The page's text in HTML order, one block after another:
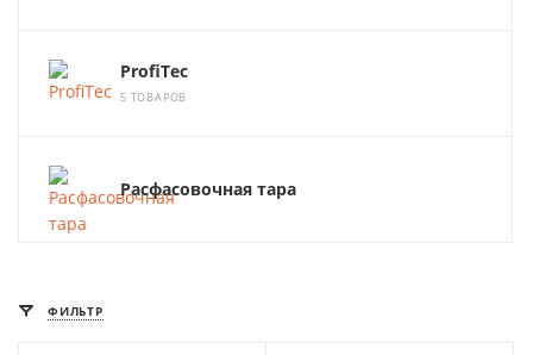
ProfiTec
5 ТОВАРОВ
Расфасовочная тара
ФИЛЬТР